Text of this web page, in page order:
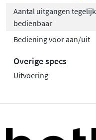
Aantal uitgangen tegelijk
bedienbaar
Bediening voor aan/uit
Overige specs
Uitvoering